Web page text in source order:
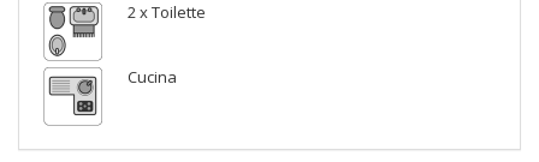
2 x Toilette
Cucina